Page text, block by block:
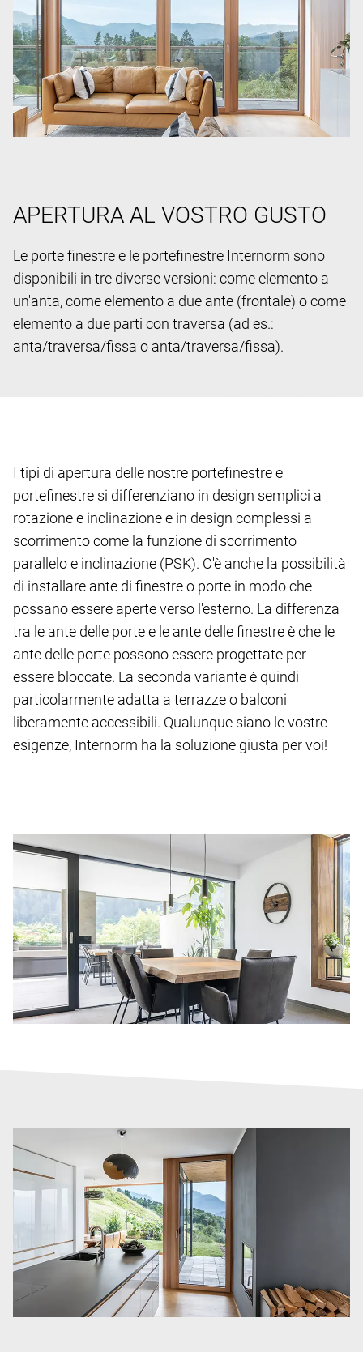
APERTURA AL VOSTRO GUSTO
Le porte finestre e le portefinestre Internorm sono
disponibili in tre diverse versioni: come elemento a
un'anta, come elemento a due ante (frontale) o come
elemento a due parti con traversa (ad es.:
anta/traversa/fissa o anta/traversa/fissa).
I tipi di apertura delle nostre portefinestre e
portefinestre si differenziano in design semplici a
rotazione e inclinazione e in design complessi a
scorrimento come la funzione di scorrimento
parallelo e inclinazione (PSK). C'è anche la possibilità
di installare ante di finestre o porte in modo che
possano essere aperte verso l'esterno. La differenza
tra le ante delle porte e le ante delle finestre è che le
ante delle porte possono essere progettate per
essere bloccate. La seconda variante è quindi
particolarmente adatta a terrazze o balconi
liberamente accessibili. Qualunque siano le vostre
esigenze, Internorm ha la soluzione giusta per voi!